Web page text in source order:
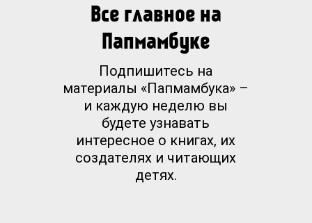
Все главное на
Папмамбуке
Подпишитесь на
материалы «Папмамбука» –
и каждую неделю вы
будете узнавать
интересное о книгах, их
создателях и читающих
детях.